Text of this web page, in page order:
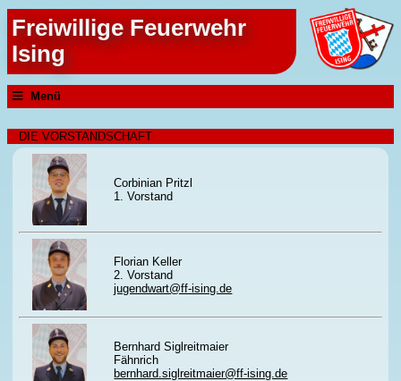
Freiwillige Feuerwehr
Ising
Menü
DIE VORSTANDSCHAFT
Corbinian Pritzl
1. Vorstand
Florian Keller
2. Vorstand
jugendwart@ff-ising.de
Bernhard Siglreitmaier
Fähnrich
bernhard.siglreitmaier@ff-ising.de